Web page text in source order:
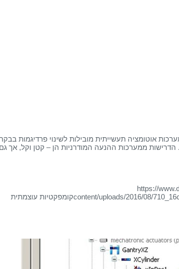
אוטומציה תעשייתית מובילות לשינוי פרדיגמות
ממערכות ההנעה המודרניות הן – קטן וקל, אך
https://
content/uploads/2016/08/קומפקטיות עוצמתית